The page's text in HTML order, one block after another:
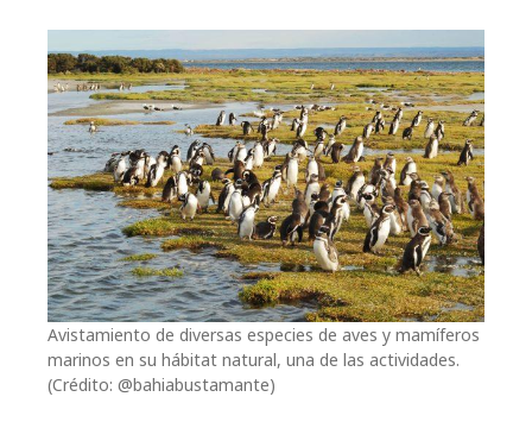
Avistamiento de diversas especies de aves y mamíferos
marinos en su hábitat natural, una de las actividades.
(Crédito: @bahiabustamante)